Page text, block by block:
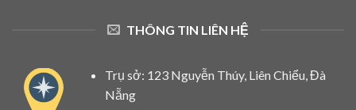
THÔNG TIN LIÊN HỆ
Trụ sở: 123 Nguyễn Thúy, Liên Chiểu, Đà
Nẵng